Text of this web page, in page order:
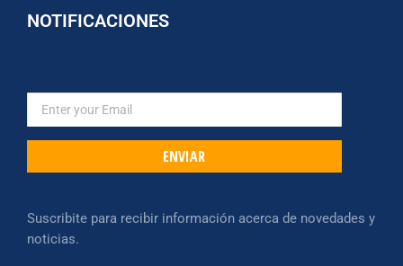
NOTIFICACIONES
ENVIAR
Suscribite para recibir información acerca de novedades y
noticias.